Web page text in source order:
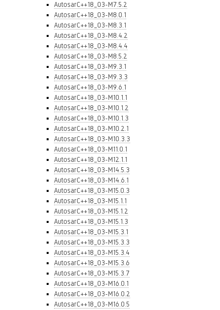
AutosarC++18_03-M7.5.2
AutosarC++18_03-M8.0.1
AutosarC++18_03-M8.3.1
AutosarC++18_03-M8.4.2
AutosarC++18_03-M8.4.4
AutosarC++18_03-M8.5.2
AutosarC++18_03-M9.3.1
AutosarC++18_03-M9.3.3
AutosarC++18_03-M9.6.1
AutosarC++18_03-M10.1.1
AutosarC++18_03-M10.1.2
AutosarC++18_03-M10.1.3
AutosarC++18_03-M10.2.1
AutosarC++18_03-M10.3.3
AutosarC++18_03-M11.0.1
AutosarC++18_03-M12.1.1
AutosarC++18_03-M14.5.3
AutosarC++18_03-M14.6.1
AutosarC++18_03-M15.0.3
AutosarC++18_03-M15.1.1
AutosarC++18_03-M15.1.2
AutosarC++18_03-M15.1.3
AutosarC++18_03-M15.3.1
AutosarC++18_03-M15.3.3
AutosarC++18_03-M15.3.4
AutosarC++18_03-M15.3.6
AutosarC++18_03-M15.3.7
AutosarC++18_03-M16.0.1
AutosarC++18_03-M16.0.2
AutosarC++18_03-M16.0.5